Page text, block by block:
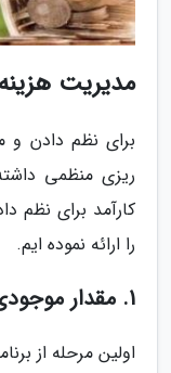
مدیریت
برای نظم دادن و
ریزی منظمی
کارآمد برای نظم
را ارائه نموده ایم.
1. مقدار موجودی را معین کنید
اولین مرحله از